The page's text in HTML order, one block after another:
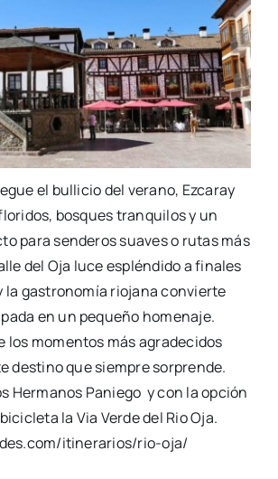
el bullicio del verano, Ezcaray
bosques tranquilos y un
para senderos suaves o rutas más
del Oja luce espléndido a finales
la gastronomía riojana convierte
en un pequeño homenaje.
los momentos más agradecidos
destino que siempre sorprende.
Hermanos Paniego y con la opción
la Via Verde del Rio Oja.
itinerarios/rio-oja/